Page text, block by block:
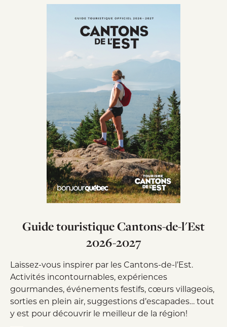
Guide touristique Cantons-de-l'Est
2026-2027
Laissez-vous inspirer par les Cantons-de-l’Est.
Activités incontournables, expériences
gourmandes, événements festifs, cœurs villageois,
sorties en plein air, suggestions d’escapades… tout
y est pour découvrir le meilleur de la région!